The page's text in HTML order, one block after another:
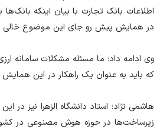
اطلاعات بانک تجارت با بیان اینکه بانک‌ها
در همایش پیش رو جای این موضوع
وی ادامه داد: ما مسئله مشکلات سامانه
که باید به عنوان یک راهکار در این
هاشمی نژاد؛ استاد دانشگاه الزهرا نیز در
زیرساخت‌ها در حوزه هوش مصنوعی در